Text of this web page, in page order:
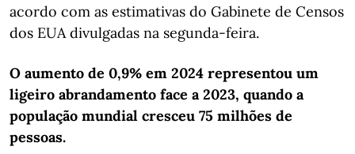
acordo com as estimativas do Gabinete de Censos
dos EUA divulgadas na segunda-feira.
O aumento de 0,9% em 2024 representou um
ligeiro abrandamento face a 2023, quando a
população mundial cresceu 75 milhões de
pessoas.